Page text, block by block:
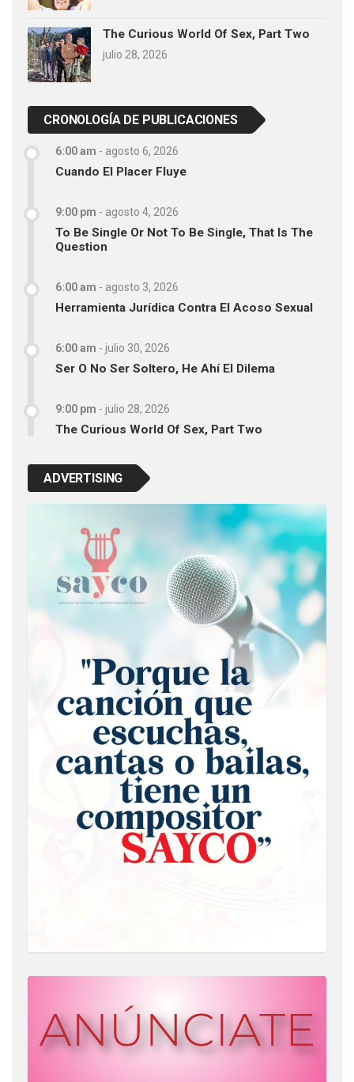
The Curious World Of Sex, Part Two
julio 28, 2026
CRONOLOGÍA DE PUBLICACIONES
6:00 am - agosto 6, 2026
Cuando El Placer Fluye
9:00 pm - agosto 4, 2026
To Be Single Or Not To Be Single, That Is The
Question
6:00 am - agosto 3, 2026
Herramienta Jurídica Contra El Acoso Sexual
6:00 am - julio 30, 2026
Ser O No Ser Soltero, He Ahí El Dilema
9:00 pm - julio 28, 2026
The Curious World Of Sex, Part Two
ADVERTISING